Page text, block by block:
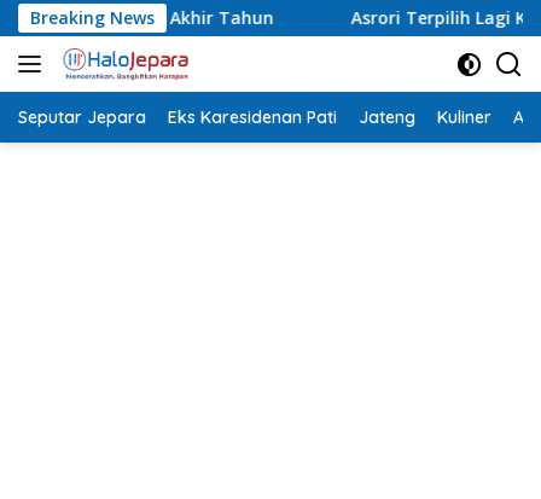
Langsung
ke
konten
Breaking News
Asrori Terpilih Lagi Ketua NPCI Jepara, Target Angkat
Seputar Jepara Eks Karesidenan Pati Jateng Kuliner